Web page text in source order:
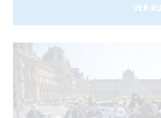
país. Durante éste viaje a
conocer los imponentes
esconde la famosa
VER